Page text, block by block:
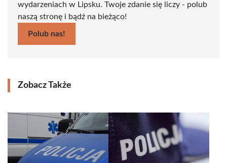
wydarzeniach w Lipsku. Twoje zdanie się liczy - polub
naszą stronę i bądź na bieżąco!
Polub nas!
Zobacz Także